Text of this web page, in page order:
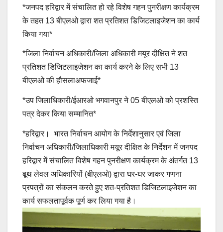
*जनपद हरिद्वार में संचालित हो रहे विशेष गहन पुनरीक्षण कार्यक्रम
के तहत 13 बीएलओ द्वारा शत प्रतिशत डिजिटलाइजेशन का कार्य
किया गया*
*जिला निर्वाचन अधिकारी/जिला अधिकारी मयूर दीक्षित ने शत
प्रतिशत डिजिटलाइजेशन का कार्य करने के लिए सभी 13
बीएलओ की हौसलाअफजाई*
*उप जिलाधिकारी/ईआरओ भगवानपुर ने 05 बीएलओ को प्रशस्ति
पत्र देकर किया सम्मानित*
*हरिद्वार। भारत निर्वाचन आयोग के निर्देशानुसार एवं जिला
निर्वाचन अधिकारी/जिलाधिकारी मयूर दीक्षित के निर्देशन में जनपद
हरिद्वार में संचालित विशेष गहन पुनरीक्षण कार्यक्रम के अंतर्गत 13
बूथ लेवल अधिकारियों (बीएलओ) द्वारा घर-घर जाकर गणना
प्रपत्रों का संकलन करते हुए शत-प्रतिशत डिजिटलाइजेशन का
कार्य सफलतापूर्वक पूर्ण कर लिया गया है।